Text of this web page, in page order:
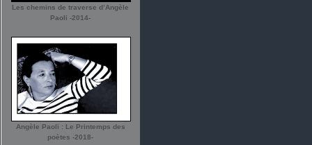
Les chemins de traverse d’Angèle
Paoli -2014-
Angèle Paoli : Le Printemps des
poètes -2018-